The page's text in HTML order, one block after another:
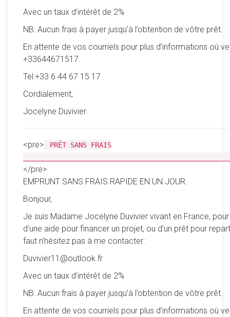
Avec un taux d’intérêt de 2%
NB: Aucun frais à payer jusqu’à l’obtention de vôtre prêt.
En attente de vos courriels pour plus d’informations où
+33644671517.
Tel:+33 6 44 67 15 17
Cordialement,
Jocelyne Duvivier.
<pre>
PRÊT SANS FRAIS
</pre>
EMPRUNT SANS FRAIS RAPIDE EN UN JOUR.
Bonjour,
Je suis Madame Jocelyne Duvivier vivant en France,
d’une aide pour financer un projet, ou d’un prêt pour
faut n’hésitez pas à me contacter :
Duvivier11@outlook.fr
Avec un taux d’intérêt de 2%
NB: Aucun frais à payer jusqu’à l’obtention de vôtre prêt.
En attente de vos courriels pour plus d’informations où